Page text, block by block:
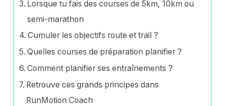
Lorsque tu fais des courses de 5km, 10km ou
semi-marathon
Cumuler les objectifs route et trail ?
Quelles courses de préparation planifier ?
Comment planifier ses entraînements ?
Retrouve ces grands principes dans
RunMotion Coach